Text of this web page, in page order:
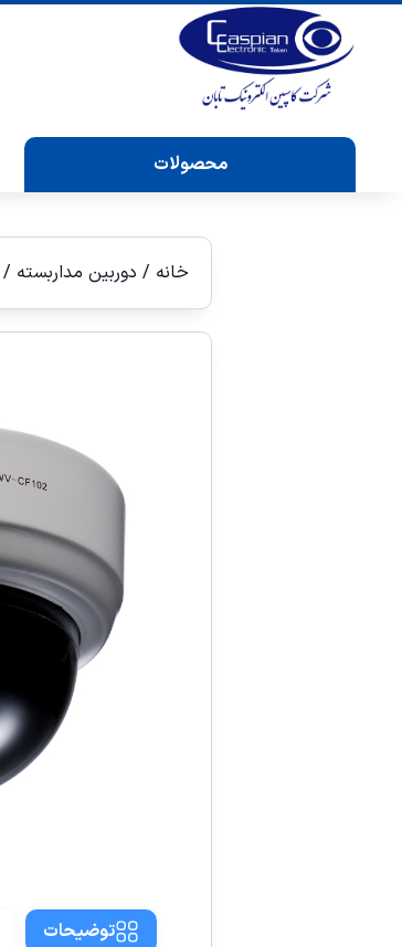
محصولات
خانه / دوربین مداربسته /
توضیحات